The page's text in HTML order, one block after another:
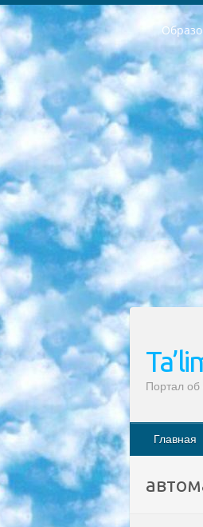
РЕСПУБЛИКА УЗБЕКИСТАН МИНИСТРЕРСТВО ДОШКОЛЬНОГО И ШКОЛЬНОГО ОБРАЗОВАНИЯ КОМАНДА в общеобразовательных учреждениях в 2023-2024 учебном году организация и проведение итоговой государственной аттестации обучающихся о Министра дошкольного и школьного образования Республики Узбекистан от 4 марта 2008 года (постановлением Минюста от 20 марта 2008 года № 1778 государственной регистрации) «Итоговое состояние учащихся общего среднего образования на основании положения об утверждении положения об
Портал об
Главная